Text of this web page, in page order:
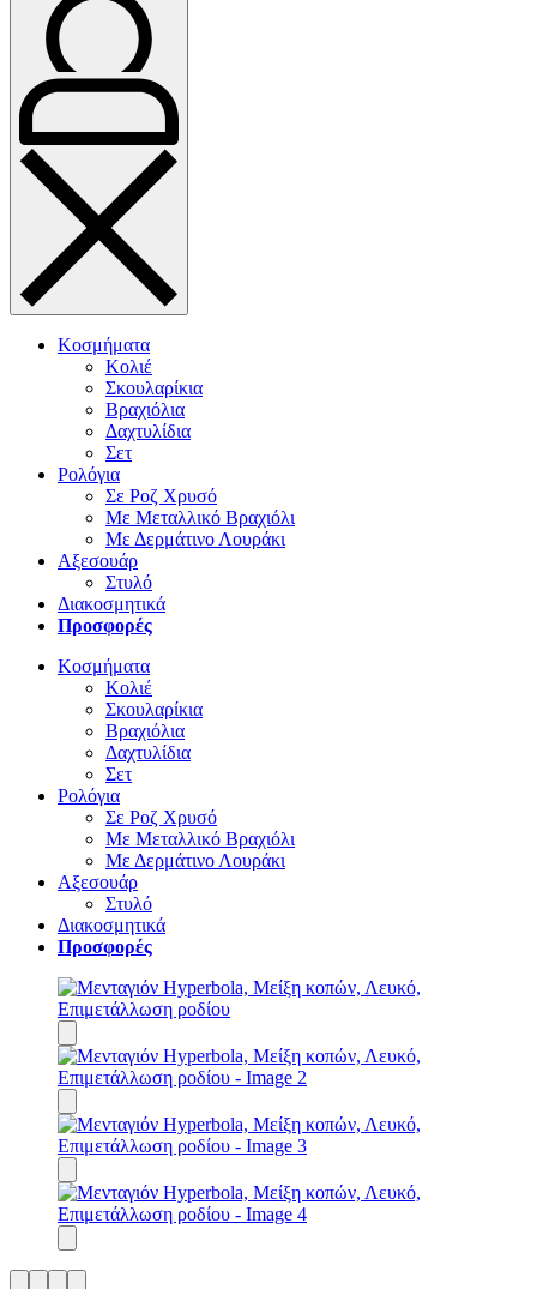
Κοσμήματα
Κολιέ
Σκουλαρίκια
Βραχιόλια
Δαχτυλίδια
Σετ
Ρολόγια
Σε Ροζ Χρυσό
Με Μεταλλικό Βραχιόλι
Με Δερμάτινο Λουράκι
Αξεσουάρ
Στυλό
Διακοσμητικά
Προσφορές
Κοσμήματα
Κολιέ
Σκουλαρίκια
Βραχιόλια
Δαχτυλίδια
Σετ
Ρολόγια
Σε Ροζ Χρυσό
Με Μεταλλικό Βραχιόλι
Με Δερμάτινο Λουράκι
Αξεσουάρ
Στυλό
Διακοσμητικά
Προσφορές